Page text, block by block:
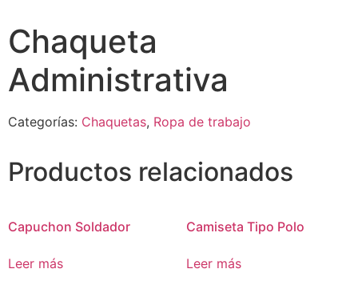
Chaqueta
Administrativa
Categorías: Chaquetas, Ropa de trabajo
Productos relacionados
Capuchon Soldador
Leer más
Camiseta Tipo Polo
Leer más